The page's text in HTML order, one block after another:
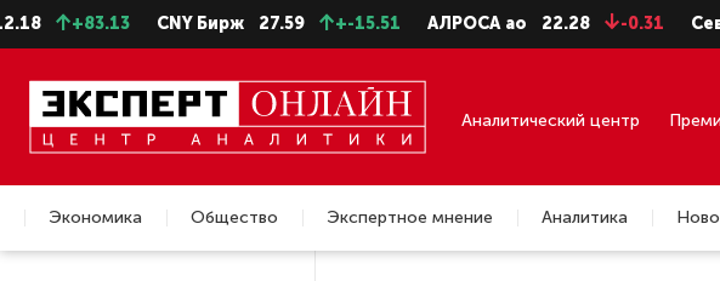
+83.13 CNY Бирж 27.59 +-15.51 АЛРОСА ао 22.28 -0.31 СевСт-ао
Аналитический центр
Экономика Общество Экспертное мнение Аналитика
Недвижимость